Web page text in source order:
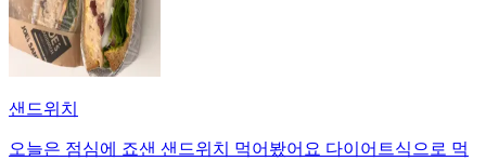
샌드위치
오늘은 점심에 죠샌 샌드위치 먹어봤어요 다이어트식으로 먹